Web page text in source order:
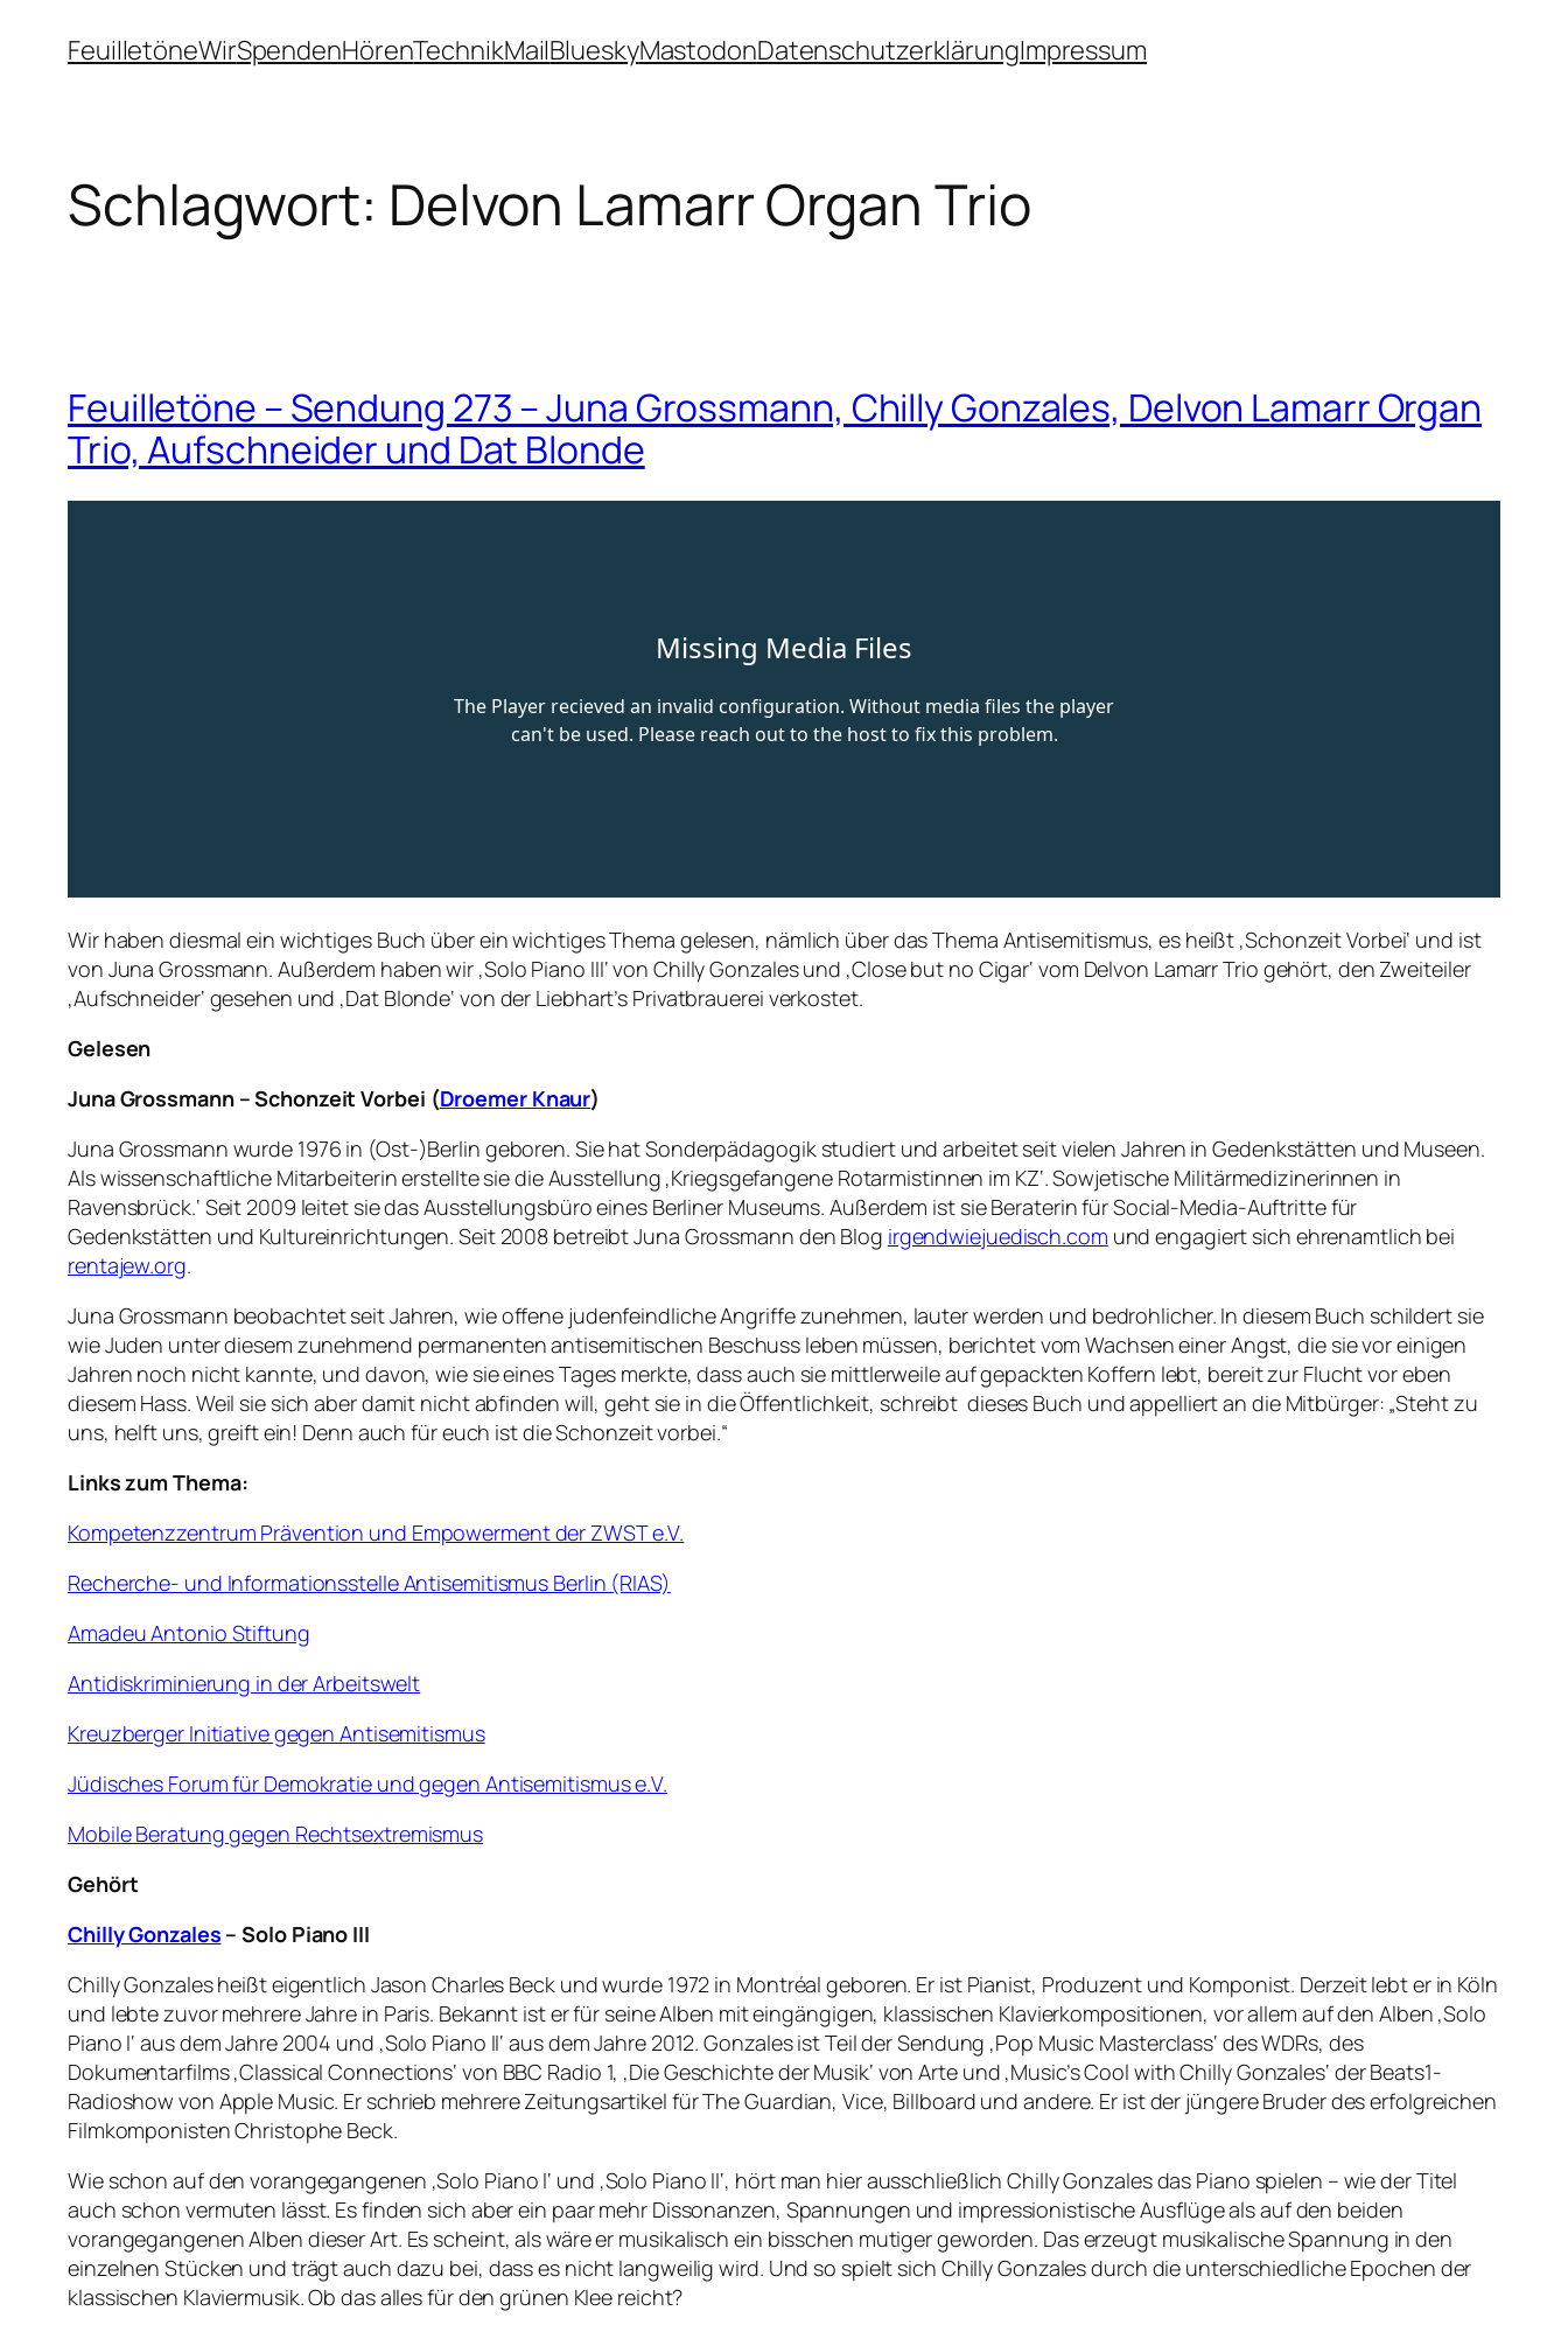
InhaltFeuilletöneWirSpendenHörenTechnikMailBlueskyMastodonDatenschutzerklärungImpressum
Schlagwort: Delvon Lamarr Organ Trio
Feuilletöne – Sendung 273 – Juna Grossmann, Chilly Gonzales, Delvon Lamarr Organ
Trio, Aufschneider und Dat Blonde
Wir haben diesmal ein wichtiges Buch über ein wichtiges Thema gelesen, nämlich über das Thema Antisemitismus, es heißt ‚Schonzeit Vorbei‘ und ist
von Juna Grossmann. Außerdem haben wir ‚Solo Piano III‘ von Chilly Gonzales und ‚Close but no Cigar‘ vom Delvon Lamarr Trio gehört, den Zweiteiler
‚Aufschneider‘ gesehen und ‚Dat Blonde‘ von der Liebhart’s Privatbrauerei verkostet.
Gelesen
Juna Grossmann – Schonzeit Vorbei (Droemer Knaur)
Juna Grossmann wurde 1976 in (Ost-)Berlin geboren. Sie hat Sonderpädagogik studiert und arbeitet seit vielen Jahren in Gedenkstätten und Museen.
Als wissenschaftliche Mitarbeiterin erstellte sie die Ausstellung ‚Kriegsgefangene Rotarmistinnen im KZ‘. Sowjetische Militärmedizinerinnen in
Ravensbrück.‘ Seit 2009 leitet sie das Ausstellungsbüro eines Berliner Museums. Außerdem ist sie Beraterin für Social-Media-Auftritte für
Gedenkstätten und Kultureinrichtungen. Seit 2008 betreibt Juna Grossmann den Blog irgendwiejuedisch.com und engagiert sich ehrenamtlich bei
rentajew.org.
Juna Grossmann beobachtet seit Jahren, wie offene judenfeindliche Angriffe zunehmen, lauter werden und bedrohlicher. In diesem Buch schildert sie
wie Juden unter diesem zunehmend permanenten antisemitischen Beschuss leben müssen, berichtet vom Wachsen einer Angst, die sie vor einigen
Jahren noch nicht kannte, und davon, wie sie eines Tages merkte, dass auch sie mittlerweile auf gepackten Koffern lebt, bereit zur Flucht vor eben
diesem Hass. Weil sie sich aber damit nicht abfinden will, geht sie in die Öffentlichkeit, schreibt dieses Buch und appelliert an die Mitbürger: „Steht zu
uns, helft uns, greift ein! Denn auch für euch ist die Schonzeit vorbei.“
Links zum Thema:
Kompetenzzentrum Prävention und Empowerment der ZWST e.V.
Recherche- und Informationsstelle Antisemitismus Berlin (RIAS)
Amadeu Antonio Stiftung
Antidiskriminierung in der Arbeitswelt
Kreuzberger Initiative gegen Antisemitismus
Jüdisches Forum für Demokratie und gegen Antisemitismus e.V.
Mobile Beratung gegen Rechtsextremismus
Gehört
Chilly Gonzales – Solo Piano III
Chilly Gonzales heißt eigentlich Jason Charles Beck und wurde 1972 in Montréal geboren. Er ist Pianist, Produzent und Komponist. Derzeit lebt er in Köln
und lebte zuvor mehrere Jahre in Paris. Bekannt ist er für seine Alben mit eingängigen, klassischen Klavierkompositionen, vor allem auf den Alben ‚Solo
Piano I‘ aus dem Jahre 2004 und ‚Solo Piano II‘ aus dem Jahre 2012. Gonzales ist Teil der Sendung ‚Pop Music Masterclass‘ des WDRs, des
Dokumentarfilms ‚Classical Connections‘ von BBC Radio 1, ‚Die Geschichte der Musik‘ von Arte und ‚Music’s Cool with Chilly Gonzales‘ der Beats1-
Radioshow von Apple Music. Er schrieb mehrere Zeitungsartikel für The Guardian, Vice, Billboard und andere. Er ist der jüngere Bruder des erfolgreichen
Filmkomponisten Christophe Beck.
Wie schon auf den vorangegangenen ‚Solo Piano I‘ und ‚Solo Piano II‘, hört man hier ausschließlich Chilly Gonzales das Piano spielen – wie der Titel
auch schon vermuten lässt. Es finden sich aber ein paar mehr Dissonanzen, Spannungen und impressionistische Ausflüge als auf den beiden
vorangegangenen Alben dieser Art. Es scheint, als wäre er musikalisch ein bisschen mutiger geworden. Das erzeugt musikalische Spannung in den
einzelnen Stücken und trägt auch dazu bei, dass es nicht langweilig wird. Und so spielt sich Chilly Gonzales durch die unterschiedliche Epochen der
klassischen Klaviermusik. Ob das alles für den grünen Klee reicht?